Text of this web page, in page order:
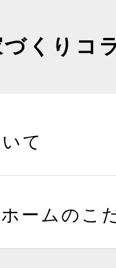
づくりコ
て
ームのこ